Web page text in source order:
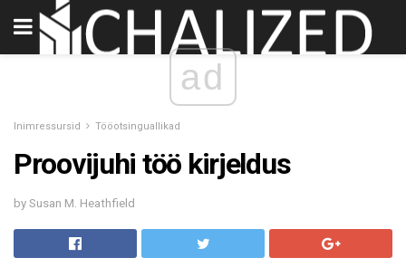
ad
Inimressursid Tööotsinguallikad
Proovijuhi töö kirjeldus
by Susan M. Heathfield